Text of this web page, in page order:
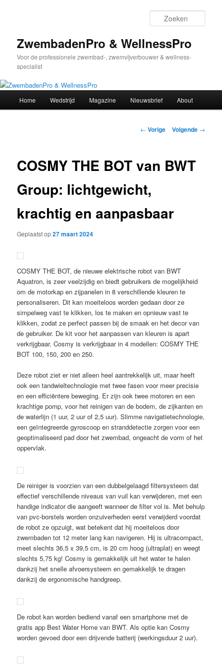
inhoudZwembadenPro & WellnessPro
Voor de professionele zwembad-, zwemvijverbouwer & wellness-
specialist
Home Wedstrijd Magazine Nieuwsbrief About
Bericht
← Vorige Volgende →
COSMY THE BOT van BWT
Group: lichtgewicht,
krachtig en aanpasbaar
Geplaatst op27 maart 2024
COSMY THE BOT, de nieuwe elektrische robot van BWT
Aquatron, is zeer veelzijdig en biedt gebruikers de mogelijkheid
om de motorkap en zijpanelen in 8 verschillende kleuren te
personaliseren. Dit kan moeiteloos worden gedaan door ze
simpelweg vast te klikken, los te maken en opnieuw vast te
klikken, zodat ze perfect passen bij de smaak en het decor van
de gebruiker. De kit voor het aanpassen van kleuren is apart
verkrijgbaar. Cosmy is verkrijgbaar in 4 modellen: COSMY THE
BOT 100, 150, 200 en 250.
Deze robot ziet er niet alleen heel aantrekkelijk uit, maar heeft
ook een tandwieltechnologie met twee fasen voor meer precisie
en een efficiëntere beweging. Er zijn ook twee motoren en een
krachtige pomp, voor het reinigen van de bodem, de zijkanten en
de waterlijn (1 uur, 2 uur of 2,5 uur). Slimme navigatietechnologie,
een geïntegreerde gyroscoop en stranddetectie zorgen voor een
geoptimaliseerd pad door het zwembad, ongeacht de vorm of het
oppervlak.
De reiniger is voorzien van een dubbelgelaagd filtersysteem dat
effectief verschillende niveaus van vuil kan verwijderen, met een
handige indicator die aangeeft wanneer de filter vol is. Met behulp
van pvc-borstels worden onzuiverheden eerst verwijderd voordat
de robot ze opzuigt, wat betekent dat hij moeiteloos door
zwembaden tot 12 meter lang kan navigeren. Hij is ultracompact,
meet slechts 36,5 x 39,5 cm, is 20 cm hoog (ultraplat) en weegt
slechts 5,75 kg! Cosmy is gemakkelijk uit het water te halen
dankzij het snelle afvoersysteem en gemakkelijk te dragen
dankzij de ergonomische handgreep.
De robot kan worden bediend vanaf een smartphone met de
gratis app Best Water Home van BWT. Als optie kan Cosmy
worden gevoed door een drijvende batterij (werkingsduur 2 uur).